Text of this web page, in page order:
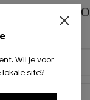
Wil je voor
site?
15% KORTING